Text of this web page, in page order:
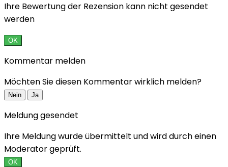
Ihre Bewertung der Rezension kann nicht gesendet
werden
OK
Kommentar melden
Möchten Sie diesen Kommentar wirklich melden?
Nein Ja
Meldung gesendet
Ihre Meldung wurde übermittelt und wird durch einen
Moderator geprüft.
OK